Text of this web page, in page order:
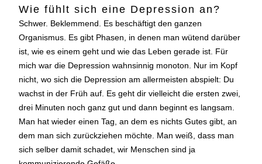
Wie fühlt sich eine Depression an?
Schwer. Beklemmend. Es beschäftigt den ganzen
Organismus. Es gibt Phasen, in denen man wütend darüber
ist, wie es einem geht und wie das Leben gerade ist. Für
mich war die Depression wahnsinnig monoton. Nur im Kopf
nicht, wo sich die Depression am allermeisten abspielt: Du
wachst in der Früh auf. Es geht dir vielleicht die ersten zwei,
drei Minuten noch ganz gut und dann beginnt es langsam.
Man hat wieder einen Tag, an dem es nichts Gutes gibt, an
dem man sich zurückziehen möchte. Man weiß, dass man
sich selber damit schadet, wir Menschen sind ja